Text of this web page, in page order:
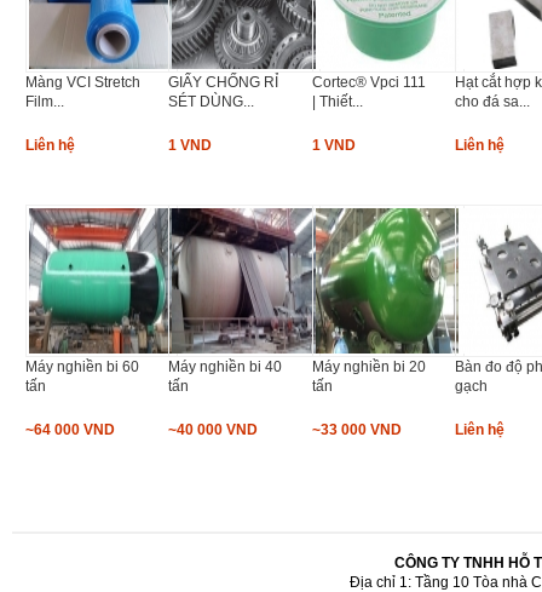
Màng VCI Stretch
Film...
Liên hệ
GIẤY CHỐNG RỈ
SÉT DÙNG...
1 VND
Cortec® Vpci 111
| Thiết...
1 VND
Hạt cắt hợp
cho đá sa...
Liên hệ
Máy nghiền bi 60
tấn
~64 000 VND
Máy nghiền bi 40
tấn
~40 000 VND
Máy nghiền bi 20
tấn
~33 000 VND
Bàn đo độ
gạch
Liên hệ
CÔNG TY TNHH HỖ
Địa chỉ 1: Tầng 10 Tòa nhà